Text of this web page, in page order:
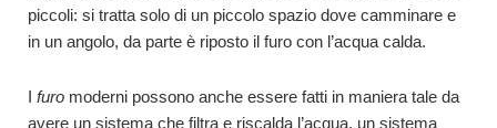
piccoli: si tratta solo di un piccolo spazio dove camminare e
in un angolo, da parte è riposto il furo con l’acqua calda.
I furo moderni possono anche essere fatti in maniera tale da
avere un sistema che filtra e riscalda l’acqua, un sistema